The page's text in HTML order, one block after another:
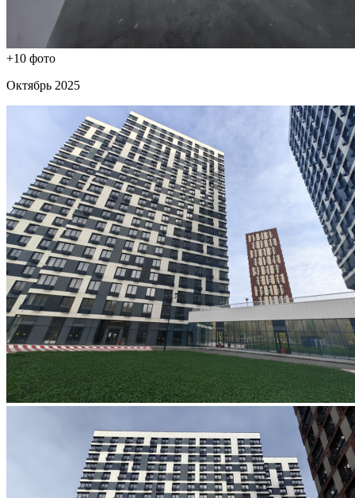
+10 фото
Октябрь 2025